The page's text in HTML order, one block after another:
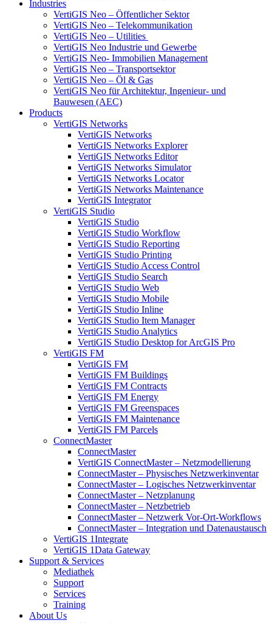
Industries
VertiGIS Neo – Öffentlicher Sektor
VertiGIS Neo – Telekommunikation
VertiGIS Neo – Utilities
VertiGIS Neo Industrie und Gewerbe
VertiGIS Neo- Immobilien Management
VertiGIS Neo – Transportsektor
VertiGIS Neo – Öl & Gas
VertiGIS Neo für Architektur, Ingenieur- und
Bauwesen (AEC)
Products
VertiGIS Networks
VertiGIS Networks
VertiGIS Networks Explorer
VertiGIS Networks Editor
VertiGIS Networks Simulator
VertiGIS Networks Locator
VertiGIS Networks Maintenance
VertiGIS Integrator
VertiGIS Studio
VertiGIS Studio
VertiGIS Studio Workflow
VertiGIS Studio Reporting
VertiGIS Studio Printing
VertiGIS Studio Access Control
VertiGIS Studio Search
VertiGIS Studio Web
VertiGIS Studio Mobile
VertiGIS Studio Inline
VertiGIS Studio Item Manager
VertiGIS Studio Analytics
VertiGIS Studio Desktop for ArcGIS Pro
VertiGIS FM
VertiGIS FM
VertiGIS FM Buildings
VertiGIS FM Contracts
VertiGIS FM Energy
VertiGIS FM Greenspaces
VertiGIS FM Maintenance
VertiGIS FM Parcels
ConnectMaster
ConnectMaster
VertiGIS ConnectMaster – Netzmodellierung
ConnectMaster – Physisches Netzwerkinventar
ConnectMaster – Logisches Netzwerkinventar
ConnectMaster – Netzplanung
ConnectMaster – Netzbetrieb
ConnectMaster – Netzwerk Vor-Ort-Workflows
ConnectMaster – Integration und Datenaustausch
VertiGIS 1Integrate
VertiGIS 1Data Gateway
Support & Services
Mediathek
Support
Services
Training
About Us